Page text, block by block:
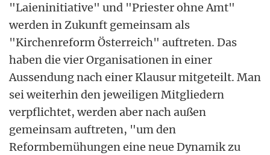
"Laieninitiative" und "Priester ohne Amt"
werden in Zukunft gemeinsam als
"Kirchenreform Österreich" auftreten. Das
haben die vier Organisationen in einer
Aussendung nach einer Klausur mitgeteilt. Man
sei weiterhin den jeweiligen Mitgliedern
verpflichtet, werden aber nach außen
gemeinsam auftreten, "um den
Reformbemühungen eine neue Dynamik zu